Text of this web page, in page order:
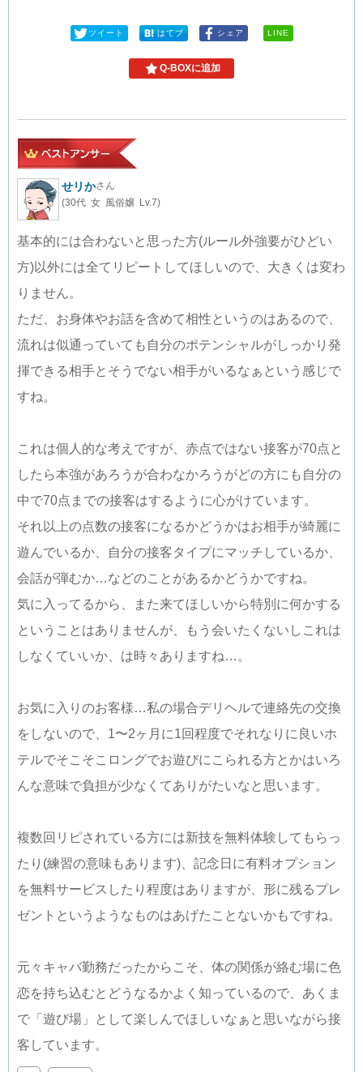
ツイート はてブ シェア LINE
Q-BOXに追加
せリかさん
(30代 女 風俗嬢 Lv.7)
基本的には合わないと思った方(ルール外強要がひどい
方)以外には全てリピートしてほしいので、大きくは変わ
りません。
ただ、お身体やお話を含めて相性というのはあるので、
流れは似通っていても自分のポテンシャルがしっかり発
揮できる相手とそうでない相手がいるなぁという感じで
すね。
これは個人的な考えですが、赤点ではない接客が70点と
したら本強があろうが合わなかろうがどの方にも自分の
中で70点までの接客はするように心がけています。
それ以上の点数の接客になるかどうかはお相手が綺麗に
遊んでいるか、自分の接客タイプにマッチしているか、
会話が弾むか…などのことがあるかどうかですね。
気に入ってるから、また来てほしいから特別に何かする
ということはありませんが、もう会いたくないしこれは
しなくていいか、は時々ありますね…。
お気に入りのお客様…私の場合デリヘルで連絡先の交換
をしないので、1〜2ヶ月に1回程度でそれなりに良いホ
テルでそこそこロングでお遊びにこられる方とかはいろ
んな意味で負担が少なくてありがたいなと思います。
複数回リピされている方には新技を無料体験してもらっ
たり(練習の意味もあります)、記念日に有料オプション
を無料サービスしたり程度はありますが、形に残るプレ
ゼントというようなものはあげたことないかもですね。
元々キャバ勤務だったからこそ、体の関係が絡む場に色
恋を持ち込むとどうなるかよく知っているので、あくま
で「遊び場」として楽しんでほしいなぁと思いながら接
客しています。